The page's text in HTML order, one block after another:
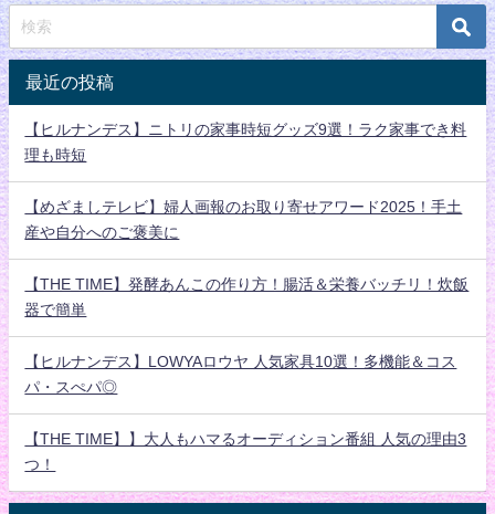
最近の投稿
【ヒルナンデス】ニトリの家事時短グッズ9選！ラク家事でき料
理も時短
【めざましテレビ】婦人画報のお取り寄せアワード2025！手土
産や自分へのご褒美に
【THE TIME】発酵あんこの作り方！腸活＆栄養バッチリ！炊飯
器で簡単
【ヒルナンデス】LOWYAロウヤ 人気家具10選！多機能＆コス
パ・スぺパ◎
【THE TIME】】大人もハマるオーディション番組 人気の理由3
つ！